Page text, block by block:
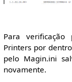
Para
Printers por
pelo Magin.ini
novamente.